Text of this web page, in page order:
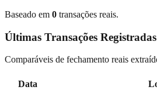
Baseado em 0 transações reais.
Últimas Transações
Comparáveis de fechamento reais
Data